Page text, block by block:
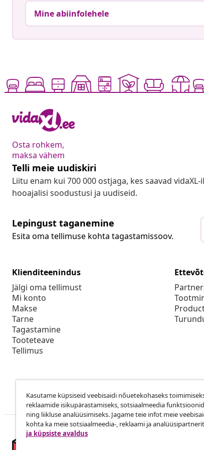
Mine abiinfolehele
Osta rohkem,
maksa vähem
Telli meie uudiskiri
Liitu enam kui 700 000 ostjaga, kes saavad
hooajalisi soodustusi ja uudiseid.
Lepingust taganemine
Esita oma tellimuse kohta tagastamissoov.
Klienditeenindus
Jälgi oma tellimust
Mi konto
Makse
Tarne
Tagastamine
Tooteteave
Tellimus
Kasutame küpsiseid veebisaidi nõuetekohaseks
reklaamide isikupärastamiseks, sotsiaalmeedia
ning liikluse analüüsimiseks. Jagame teie infot meie
kohta ka meie sotsiaalmeedia-, reklaami ja
ja küpsiste avaldus